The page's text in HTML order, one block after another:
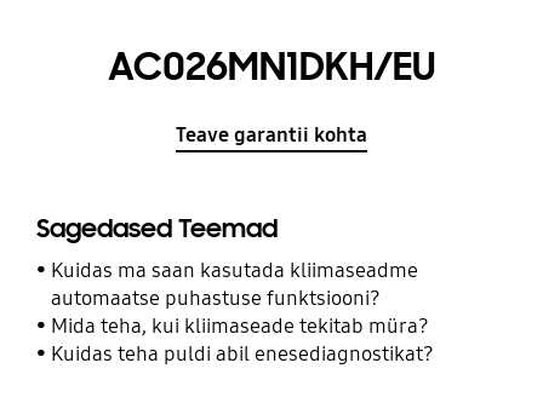
AC026MN1DKH/EU
Teave garantii kohta
Sagedased Teemad
Kuidas ma saan kasutada kliimaseadme
automaatse puhastuse funktsiooni?
Mida teha, kui kliimaseade tekitab müra?
Kuidas teha puldi abil enesediagnostikat?